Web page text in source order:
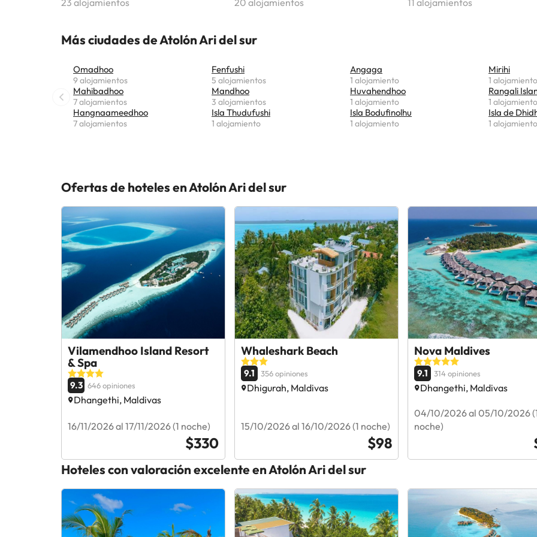
Más ciudades de Atolón Ari del sur
Omadhoo
9 alojamientos
Mahibadhoo
7 alojamientos
Hangnaameedhoo
7 alojamientos
Fenfushi
5 alojamientos
Mandhoo
3 alojamientos
Isla Thudufushi
1 alojamiento
Angaga
1 alojamiento
Huvahendhoo
1 alojamiento
Isla Bodufinolhu
1 alojamiento
Mirihi
1 alojamiento
Rangali
1 alojamiento
Isla de
1 alojamiento
Ofertas de hoteles en Atolón Ari del sur
Vilamendhoo Island Resort
& Spa
9.3 646 opiniones
Dhangethi, Maldivas
16/11/2026 al 17/11/2026 (1 noche)
$330
Whaleshark Beach
9.1 356 opiniones
Dhigurah, Maldivas
15/10/2026 al 16/10/2026 (1 noche)
$98
Nova Maldives
9.1 314 opiniones
Dhangethi, Maldivas
04/10/2026 al 05/10/2026
noche)
Hoteles con valoración excelente en Atolón Ari del sur